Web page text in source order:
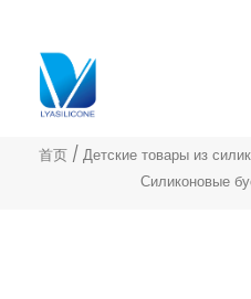
首页/ Детские товары из
Силиконовые